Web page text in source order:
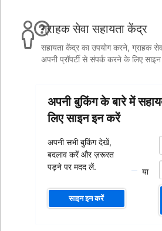
ग्राहक सेवा सहायता केंद्र
सहायता केंद्र का उपयोग करने, ग्राहक
अपनी प्रॉपर्टी से संपर्क करने के लिए
अपनी बुकिंग के बारे में
लिए साइन इन करें
अपनी सभी बुकिंग देखें,
बदलाव करें और ज़रूरत
पड़ने पर मदद लें.
साइन इन करें
या